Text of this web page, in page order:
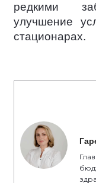
редкими
улучшение
стационарах.